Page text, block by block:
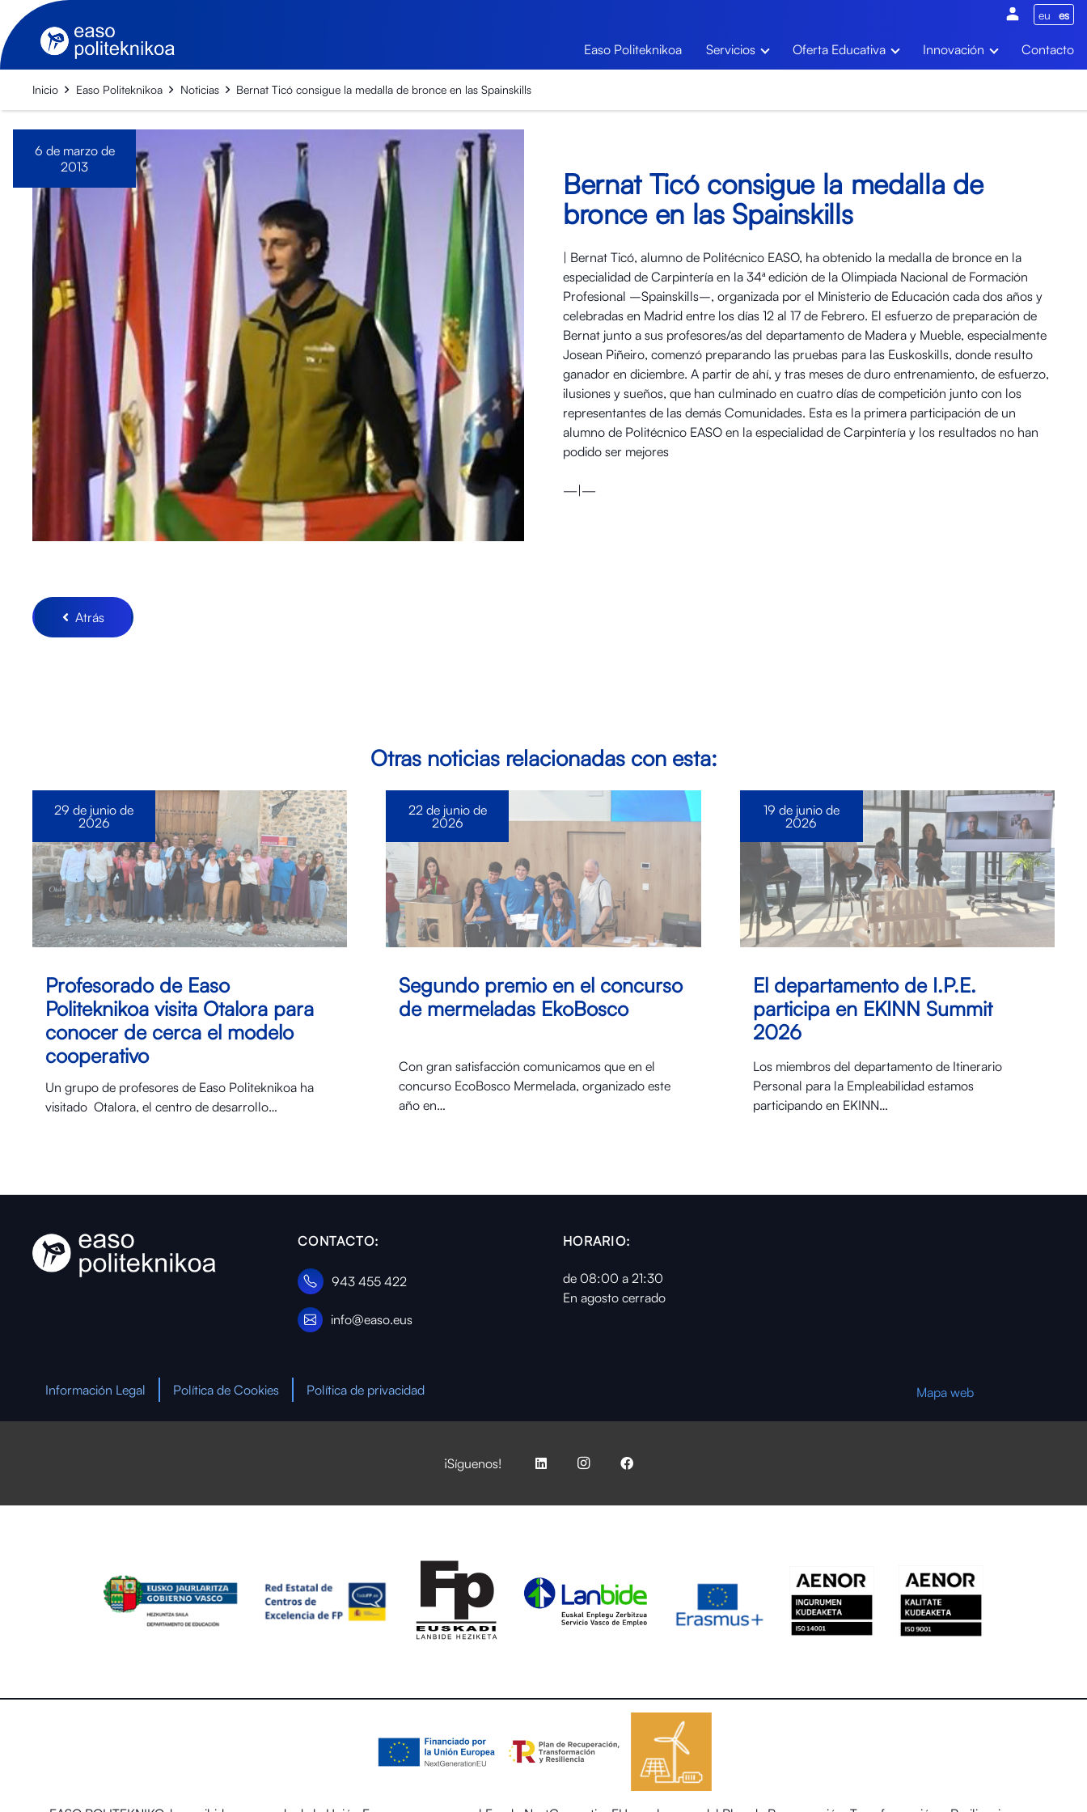
eu es
Easo Politeknikoa Servicios Oferta Educativa Innovación Contacto
Inicio Easo Politeknikoa Noticias Bernat Ticó consigue la medalla de bronce en las Spainskills
6 de marzo de
2013
Bernat Ticó consigue la medalla de
bronce en las Spainskills
| Bernat Ticó, alumno de Politécnico EASO, ha obtenido la medalla de bronce en la
especialidad de Carpintería en la 34ª edición de la Olimpiada Nacional de Formación
Profesional –Spainskills–, organizada por el Ministerio de Educación cada dos años y
celebradas en Madrid entre los días 12 al 17 de Febrero. El esfuerzo de preparación de
Bernat junto a sus profesores/as del departamento de Madera y Mueble, especialmente
Josean Piñeiro, comenzó preparando las pruebas para las Euskoskills, donde resulto
ganador en diciembre. A partir de ahí, y tras meses de duro entrenamiento, de esfuerzo,
ilusiones y sueños, que han culminado en cuatro días de competición junto con los
representantes de las demás Comunidades. Esta es la primera participación de un
alumno de Politécnico EASO en la especialidad de Carpintería y los resultados no han
podido ser mejores
—|—
Atrás
Otras noticias relacionadas con esta:
Profesorado de Easo
Politeknikoa visita Otalora para
conocer de cerca el modelo
cooperativo
Un grupo de profesores de Easo Politeknikoa ha
visitado Otalora⁠, el centro de desarrollo…
29 de junio de
2026
Segundo premio en el concurso
de mermeladas EkoBosco
Con gran satisfacción comunicamos que en el
concurso EcoBosco Mermelada, organizado este
año en…
22 de junio de
2026
El departamento de I.P.E.
participa en EKINN Summit
2026
Los miembros del departamento de Itinerario
Personal para la Empleabilidad estamos
participando en EKINN…
19 de junio de
2026
CONTACTO:
943 455 422
info@easo.eus
HORARIO:
de 08:00 a 21:30
En agosto cerrado
Información Legal Política de Cookies Política de privacidad Mapa web
¡Síguenos!